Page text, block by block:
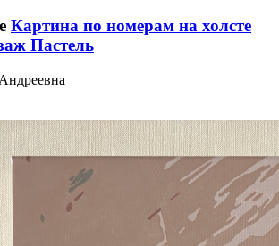
Картина по номерам на холсте
Пастель